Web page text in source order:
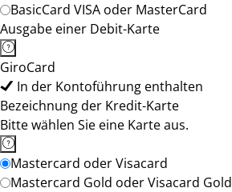
BasicCard VISA oder MasterCard
Ausgabe einer Debit-Karte
GiroCard
In der Kontoführung enthalten
Bezeichnung der Kredit-Karte
Bitte wählen Sie eine Karte aus.
Mastercard oder Visacard
Mastercard Gold oder Visacard Gold